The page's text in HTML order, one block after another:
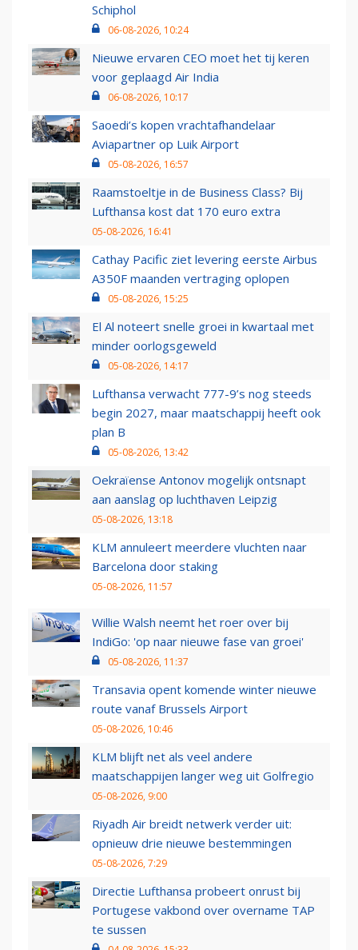
Schiphol
06-08-2026, 10:24
Nieuwe ervaren CEO moet het tij keren
voor geplaagd Air India
06-08-2026, 10:17
Saoedi’s kopen vrachtafhandelaar
Aviapartner op Luik Airport
05-08-2026, 16:57
Raamstoeltje in de Business Class? Bij
Lufthansa kost dat 170 euro extra
05-08-2026, 16:41
Cathay Pacific ziet levering eerste Airbus
A350F maanden vertraging oplopen
05-08-2026, 15:25
El Al noteert snelle groei in kwartaal met
minder oorlogsgeweld
05-08-2026, 14:17
Lufthansa verwacht 777-9’s nog steeds
begin 2027, maar maatschappij heeft ook
plan B
05-08-2026, 13:42
Oekraïense Antonov mogelijk ontsnapt
aan aanslag op luchthaven Leipzig
05-08-2026, 13:18
KLM annuleert meerdere vluchten naar
Barcelona door staking
05-08-2026, 11:57
Willie Walsh neemt het roer over bij
IndiGo: 'op naar nieuwe fase van groei'
05-08-2026, 11:37
Transavia opent komende winter nieuwe
route vanaf Brussels Airport
05-08-2026, 10:46
KLM blijft net als veel andere
maatschappijen langer weg uit Golfregio
05-08-2026, 9:00
Riyadh Air breidt netwerk verder uit:
opnieuw drie nieuwe bestemmingen
05-08-2026, 7:29
Directie Lufthansa probeert onrust bij
Portugese vakbond over overname TAP
te sussen